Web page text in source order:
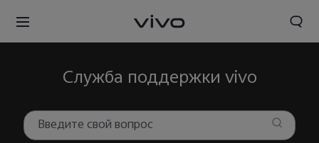
Служба поддержки vivo